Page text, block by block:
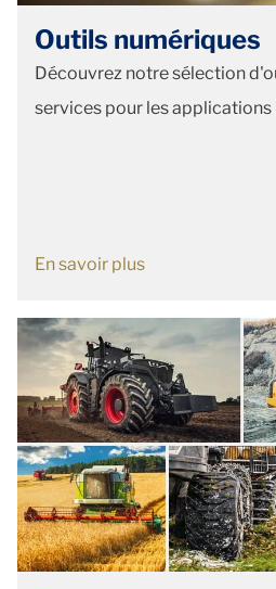
Outils numériques
Découvrez notre sélection
services pour les
En savoir plus